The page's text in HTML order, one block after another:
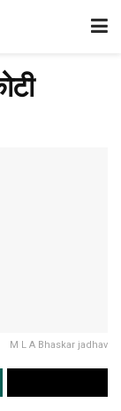
M L A Bhaskar jadhav